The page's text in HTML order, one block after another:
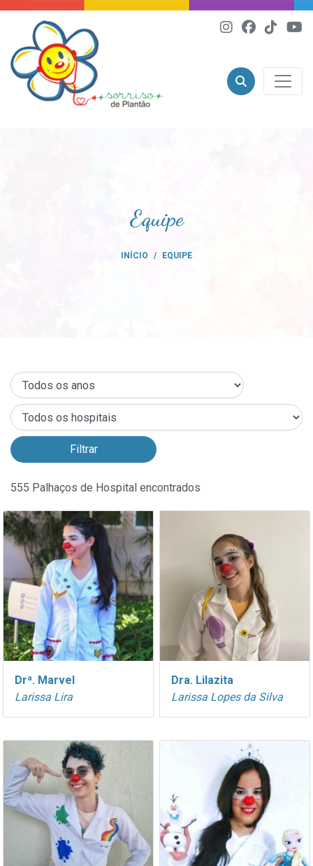
Equipe
INÍCIO EQUIPE
555 Palhaços de Hospital encontrados
Drª. Marvel
Larissa Lira
Dra. Lilazita
Larissa Lopes da Silva